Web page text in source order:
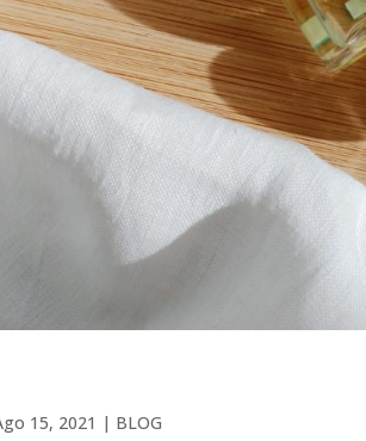
15, 2021 | BLOG